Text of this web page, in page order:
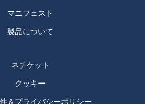
マニフェスト
製品について
ネチケット
クッキー
＆プライバシーポリシー